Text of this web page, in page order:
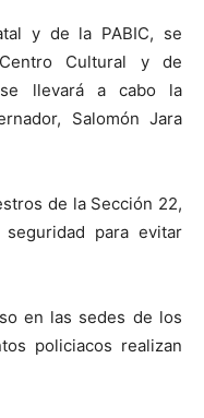
y de la PABIC, se
Cultural y de
se llevará a cabo la
Salomón Jara
de la Sección 22,
para evitar
en las sedes de los
policiacos realizan